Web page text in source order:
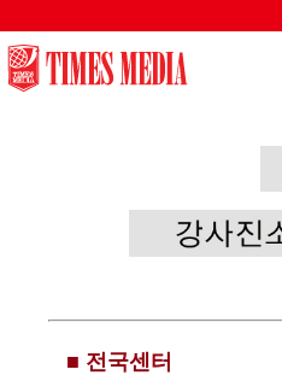
■ 전국센터